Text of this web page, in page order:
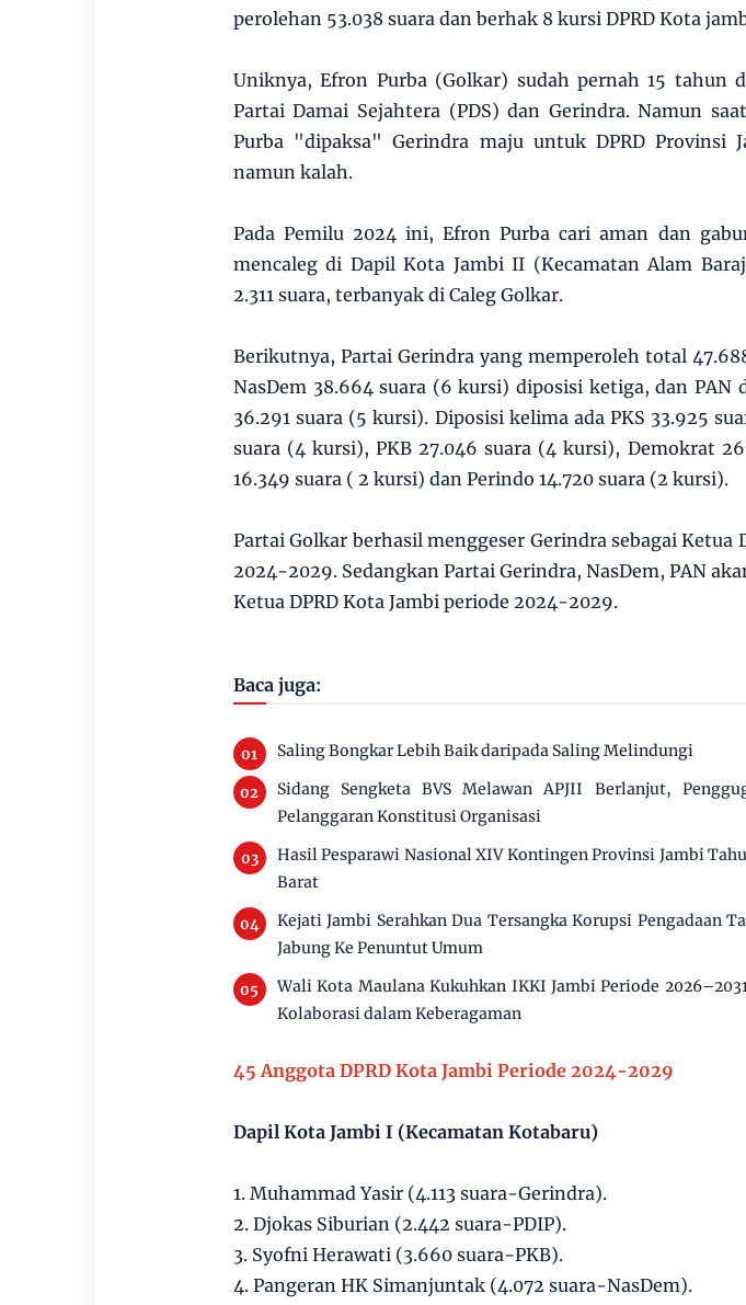
perolehan 53.038 suara dan berhak 8 kursi DPRD Kota
Uniknya, Efron Purba (Golkar) sudah pernah 15 tahun
Partai Damai Sejahtera (PDS) dan Gerindra. Namun
Purba "dipaksa" Gerindra maju untuk DPRD Provinsi
namun kalah.
Pada Pemilu 2024 ini, Efron Purba cari aman dan
mencaleg di Dapil Kota Jambi II (Kecamatan Alam
2.311 suara, terbanyak di Caleg Golkar.
Berikutnya, Partai Gerindra yang memperoleh total
NasDem 38.664 suara (6 kursi) diposisi ketiga, dan PAN
36.291 suara (5 kursi). Diposisi kelima ada PKS 33.925
suara (4 kursi), PKB 27.046 suara (4 kursi), Demokrat
16.349 suara ( 2 kursi) dan Perindo 14.720 suara (2 kursi).
Partai Golkar berhasil menggeser Gerindra sebagai Ketua
2024-2029. Sedangkan Partai Gerindra, NasDem, PAN
Ketua DPRD Kota Jambi periode 2024-2029.
Baca juga:
Saling Bongkar Lebih Baik daripada Saling Melindungi
Sidang Sengketa BVS Melawan APJII Berlanjut,
Pelanggaran Konstitusi Organisasi
Hasil Pesparawi Nasional XIV Kontingen Provinsi Jambi
Barat
Kejati Jambi Serahkan Dua Tersangka Korupsi Pengadaan
Jabung Ke Penuntut Umum
Wali Kota Maulana Kukuhkan IKKI Jambi Periode
Kolaborasi dalam Keberagaman
45 Anggota DPRD Kota Jambi Periode 2024-2029
Dapil Kota Jambi I (Kecamatan Kotabaru)
1. Muhammad Yasir (4.113 suara-Gerindra).
2. Djokas Siburian (2.442 suara-PDIP).
3. Syofni Herawati (3.660 suara-PKB).
4. Pangeran HK Simanjuntak (4.072 suara-NasDem).